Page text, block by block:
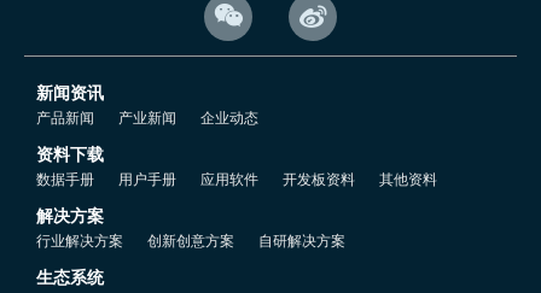
5.7 RTC代码配置.mp4
5.9 读取RTC时间.mp4
5.10 BCD码转10进制说明.mp4
 
新闻资讯
产品新闻 产业新闻 企业动态
资料下载
数据手册 用户手册 应用软件 开发板资料 其他资料
解决方案
行业解决方案 创新创意方案 自研解决方案
生态系统